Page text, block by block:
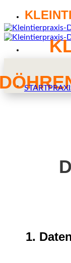
to
content
START
1.